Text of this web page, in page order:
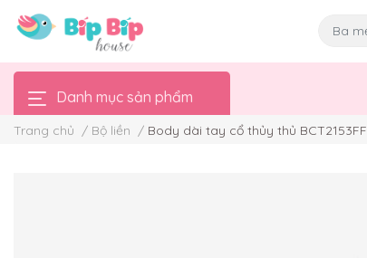
Danh mục sản phẩm
Trang chủ / Bộ liền / Body dài tay cổ thủy thủ BCT2153FF